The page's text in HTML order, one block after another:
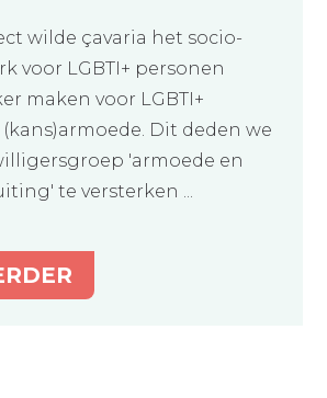
wilde çavaria het socio-
voor LGBTI+ personen
maken voor LGBTI+
Dit deden we
'armoede en
te versterken ...